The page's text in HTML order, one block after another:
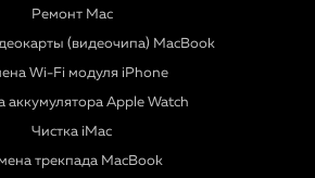
Ремонт Mac
(видеочипа) MacBook
Wi-Fi модуля iPhone
аккумулятора Apple Watch
Чистка iMac
трекпада MacBook